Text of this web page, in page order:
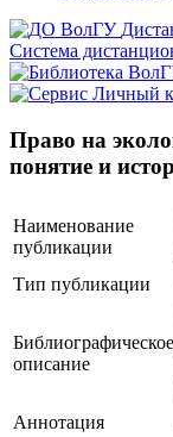
Система
Право на
понятие и
Наименование
публикации
Тип публикации
Библиографическое
описание
Аннотация